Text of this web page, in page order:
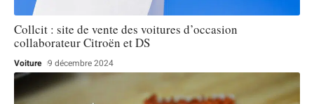
Collcit : site de vente des voitures d’occasion
collaborateur Citroën et DS
Voiture 9 décembre 2024